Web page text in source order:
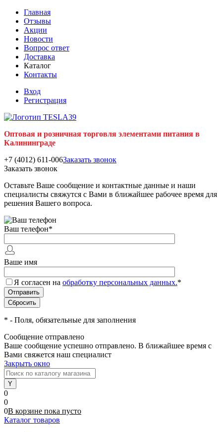
Главная
Отзывы
Акции
Новости
Вопрос ответ
Доставка
Каталог
Контакты
Вход
Регистрация
Оптовая и розничная торговля элементами питания в
Калининграде
+7 (4012) 611-006Заказать звонок
Заказать звонок
Оставьте Ваше сообщение и контактные данные и наши
специалисты свяжутся с Вами в ближайшее рабочее время для
решения Вашего вопроса.
Ваш телефон*
Ваше имя
Я согласен на обработку персональных данных.*
* - Поля, обязательные для заполнения
Сообщение отправлено
Ваше сообщение успешно отправлено. В ближайшее время с
Вами свяжется наш специалист
Закрыть окно
0
0
0В корзине пока пусто
Каталог товаров